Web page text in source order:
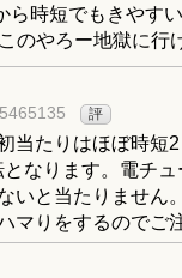
時短でもきやすい
のやろー地獄に行
評
当たりはほぼ時短
なります。電チ
いと当たりません。
マりをするのでご